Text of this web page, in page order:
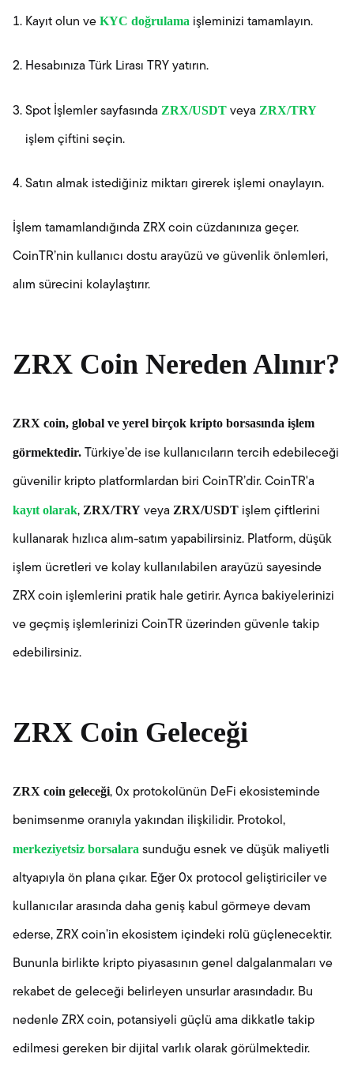
Kayıt olun ve KYC doğrulama işleminizi tamamlayın.
Hesabınıza Türk Lirası TRY yatırın.
Spot İşlemler sayfasında ZRX/USDT veya ZRX/TRY
işlem çiftini seçin.
Satın almak istediğiniz miktarı girerek işlemi onaylayın.
İşlem tamamlandığında ZRX coin cüzdanınıza geçer.
CoinTR’nin kullanıcı dostu arayüzü ve güvenlik önlemleri,
alım sürecini kolaylaştırır.
ZRX Coin Nereden Alınır?
ZRX coin, global ve yerel birçok kripto borsasında işlem
görmektedir. Türkiye’de ise kullanıcıların tercih edebileceği
güvenilir kripto platformlardan biri CoinTR’dir. CoinTR'a
kayıt olarak, ZRX/TRY veya ZRX/USDT işlem çiftlerini
kullanarak hızlıca alım-satım yapabilirsiniz. Platform, düşük
işlem ücretleri ve kolay kullanılabilen arayüzü sayesinde
ZRX coin işlemlerini pratik hale getirir. Ayrıca bakiyelerinizi
ve geçmiş işlemlerinizi CoinTR üzerinden güvenle takip
edebilirsiniz.
ZRX Coin Geleceği
ZRX coin geleceği, 0x protokolünün DeFi ekosisteminde
benimsenme oranıyla yakından ilişkilidir. Protokol,
merkeziyetsiz borsalara sunduğu esnek ve düşük maliyetli
altyapıyla ön plana çıkar. Eğer 0x protocol geliştiriciler ve
kullanıcılar arasında daha geniş kabul görmeye devam
ederse, ZRX coin’in ekosistem içindeki rolü güçlenecektir.
Bununla birlikte kripto piyasasının genel dalgalanmaları ve
rekabet de geleceği belirleyen unsurlar arasındadır. Bu
nedenle ZRX coin, potansiyeli güçlü ama dikkatle takip
edilmesi gereken bir dijital varlık olarak görülmektedir.